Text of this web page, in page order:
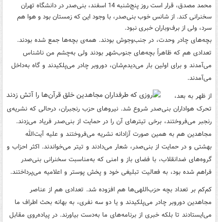
محمد مصدق، قرار است روز پنج‌شنبه 14 اسفند، بنی‌صدر در دانشگاه تهران
سخنرانی کند. از شانس خوب بنی‌صدر، با وجود این‌ که زمستان بود و هوا هم
سرد، ولی از برف‌وباران خبری نبود.
بچه‌های چادر وحدت، در جنب‌وجوش بودند. همه‌ی بچه‌ها جمع شده بودند.
تعدادی هم که ظاهراً بچه‌های جنوب‌شهر بودند ولی به‌چشم من ناشناس
می‌آمدند و برای اولین بار می‌دیدم‌شان، دوروبر چادر می‌پلکیدند و گاه به‌داخل
می‌آمدند.
از ظهر به‌ بعد،
تحرک هواداران بنی‌صدر شروع شد. نیروهای حزب رنجبران، درحالی که نشریه‌ی
رنجبر می‌فروختند، برخی تیترهای آن را در حمایت از بنی‌صدر فریاد می‌زدند.
مجاهدین هم به همین صورت آزادانه نشریه می‌فروختند و علیه آیت‌الله
بهشتی و در حمایت از بنی‌صدر، شعار می‌دادند و تیتر می‌خواندند. اکثر احزاب و
گروه‌های ضدانقلاب، با فضای باز و امنی که به‌مناسبت سخنرانی بنی‌صدر
فراهم شده بود، به فعالیت تبلیغی خود و پخش پوستر و اعلامیه می‌پرداختند.
کم‌کم بر تعداد بچه حزب‌اللهی‌ها هم افزوده شد. تعدادی هم از عناصر
مجاهدین دوروبر چادر می‌پلکیدند و یا دو سه نفری، به بهانه بحث اطراف ما
می‌ایستادند تا بلکه خبری از برنامه‌های ما به‌دست بیاورند. در پیاده‌روی مقابل